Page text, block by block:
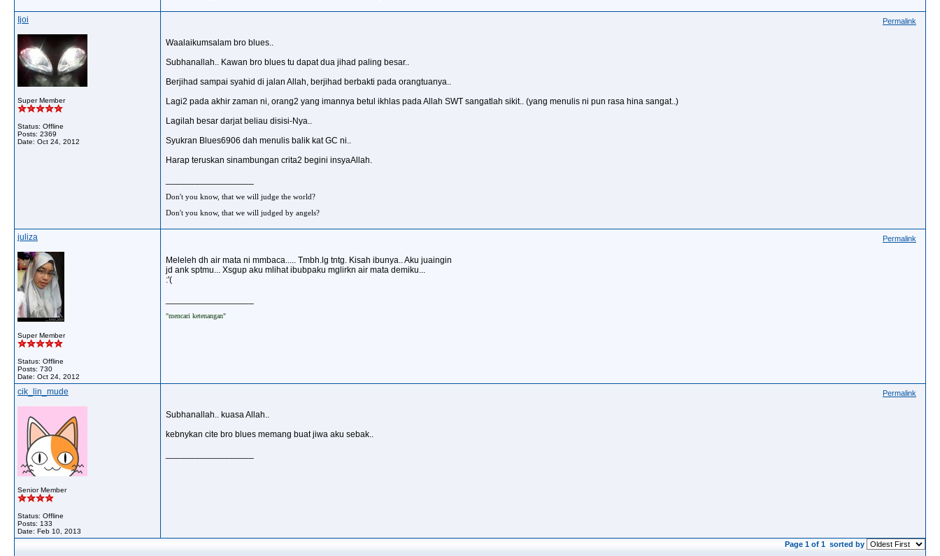
Ijoi
Super Member
Status: Offline
Posts: 2369
Date: Oct 24, 2012
Permalink
Waalaikumsalam bro blues..
Subhanallah.. Kawan bro blues tu dapat dua jihad paling besar..
Berjihad sampai syahid di jalan Allah, berjihad berbakti pada orangtuanya..
Lagi2 pada akhir zaman ni, orang2 yang imannya betul ikhlas pada Allah SWT sangatlah sikit.. (yang menulis ni pun rasa hina sangat..)
Lagilah besar darjat beliau disisi-Nya..
Syukran Blues6906 dah menulis balik kat GC ni..
Harap teruskan sinambungan crita2 begini insyaAllah.
Don't you know, that we will judge the world?
Don't you know, that we will judged by angels?
juliza
Super Member
Status: Offline
Posts: 730
Date: Oct 24, 2012
Permalink
Meleleh dh air mata ni mmbaca..... Tmbh.lg tntg. Kisah ibunya.. Aku juaingin
jd ank sptmu... Xsgup aku mlihat ibubpaku mglirkn air mata demiku...
:'(
"mencari ketenangan"
cik_lin_mude
Senior Member
Status: Offline
Posts: 133
Date: Feb 10, 2013
Permalink
Subhanallah.. kuasa Allah..
kebnykan cite bro blues memang buat jiwa aku sebak..
Page 1 of 1 sorted by